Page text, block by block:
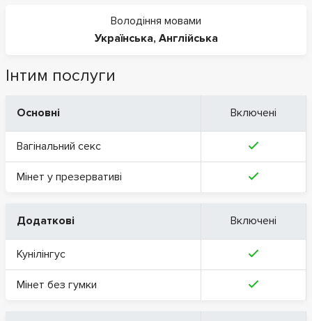
Володіння мовами
Українська, Англійська
Інтим послуги
Основні Включені
Вагінальний секс
Мінет у презервативі
Додаткові Включені
Кунілінгус
Мінет без гумки